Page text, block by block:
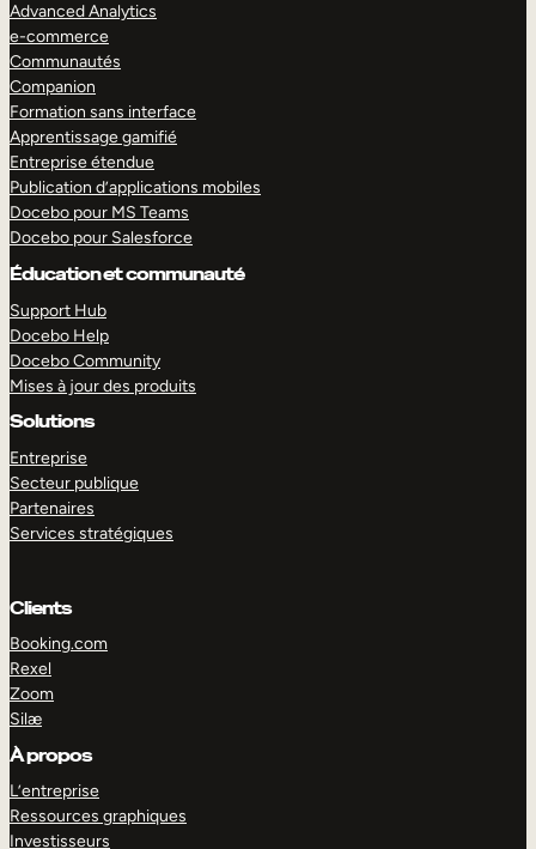
Advanced Analytics
e-commerce
Communautés
Companion
Formation sans interface
Apprentissage gamifié
Entreprise étendue
Publication d’applications mobiles
Docebo pour MS Teams
Docebo pour Salesforce
Éducation et communauté
Support Hub
Docebo Help
Docebo Community
Mises à jour des produits
Solutions
Entreprise
Secteur publique
Partenaires
Services stratégiques
Clients
Booking.com
Rexel
Zoom
Silæ
À propos
L’entreprise
Ressources graphiques
Investisseurs